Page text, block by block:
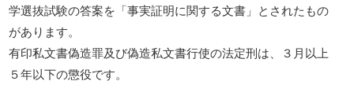
学選抜試験の答案を「事実証明に関する文書」とされたもの
があります。
有印私文書偽造罪及び偽造私文書行使の法定刑は、３月以上
５年以下の懲役です。